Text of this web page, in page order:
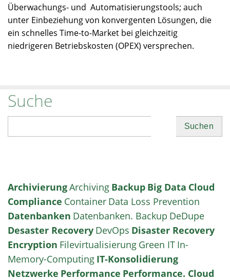
Überwachungs- und Automatisierungstools; auch
unter Einbeziehung von konvergenten Lösungen, die
ein schnelles Time-to-Market bei gleichzeitig
niedrigeren Betriebskosten (OPEX) versprechen.
Suche
ArchivierungArchiving Backup Big Data Cloud
Compliance Container Data Loss Prevention
Datenbanken Datenbanken. Backup DeDupe
Desaster Recovery DevOps Disaster Recovery
Encryption Filevirtualisierung Green IT In-
Memory-Computing IT-Konsolidierung
Netzwerke Performance Performance. Cloud